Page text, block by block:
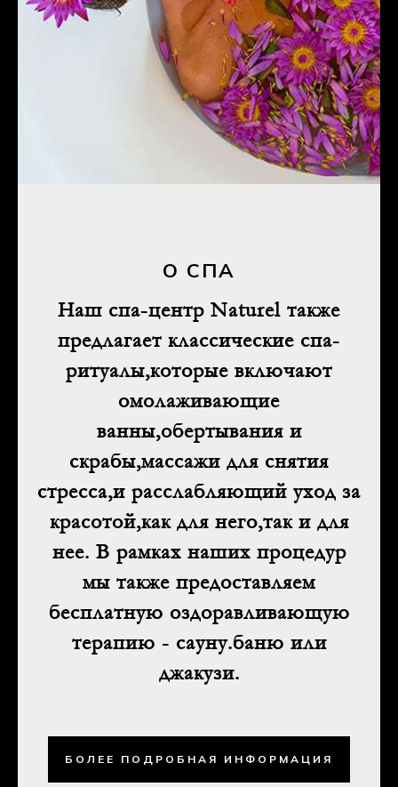
О СПА
Наш спа-центр Naturel также
предлагает классические спа-
ритуалы,которые включают
омолаживающие
ванны,обертывания и
скрабы,массажи для снятия
стресса,и расслабляющий уход за
красотой,как для него,так и для
нее. В рамках наших процедур
мы также предоставляем
бесплатную оздоравливающую
терапию - сауну.баню или
джакузи.
БОЛЕЕ ПОДРОБНАЯ ИНФОРМАЦИЯ